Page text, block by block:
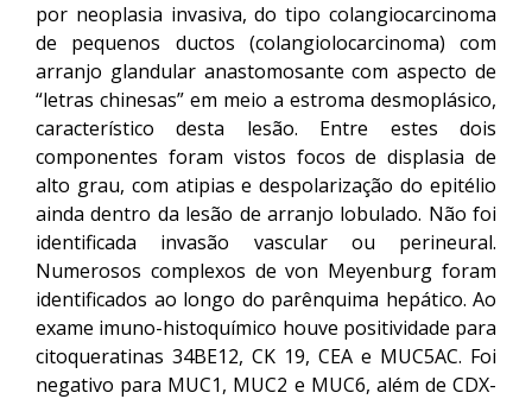
por neoplasia invasiva, do tipo colangiocarcinoma
de pequenos ductos (colangiolocarcinoma) com
arranjo glandular anastomosante com aspecto de
“letras chinesas” em meio a estroma desmoplásico,
característico desta lesão. Entre estes dois
componentes foram vistos focos de displasia de
alto grau, com atipias e despolarização do epitélio
ainda dentro da lesão de arranjo lobulado. Não foi
identificada invasão vascular ou perineural.
Numerosos complexos de von Meyenburg foram
identificados ao longo do parênquima hepático. Ao
exame imuno-histoquímico houve positividade para
citoqueratinas 34BE12, CK 19, CEA e MUC5AC. Foi
negativo para MUC1, MUC2 e MUC6, além de CDX-